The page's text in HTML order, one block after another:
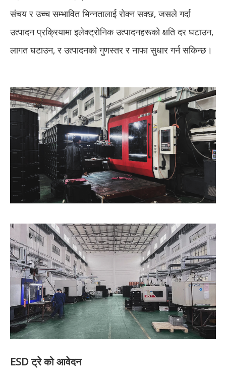
संचय र उच्च सम्भावित भिन्नतालाई रोक्न सक्छ, जसले गर्दा
उत्पादन प्रक्रियामा इलेक्ट्रोनिक उत्पादनहरूको क्षति दर घटाउन,
लागत घटाउन, र उत्पादनको गुणस्तर र नाफा सुधार गर्न सकिन्छ।
ESD ट्रे को आवेदन